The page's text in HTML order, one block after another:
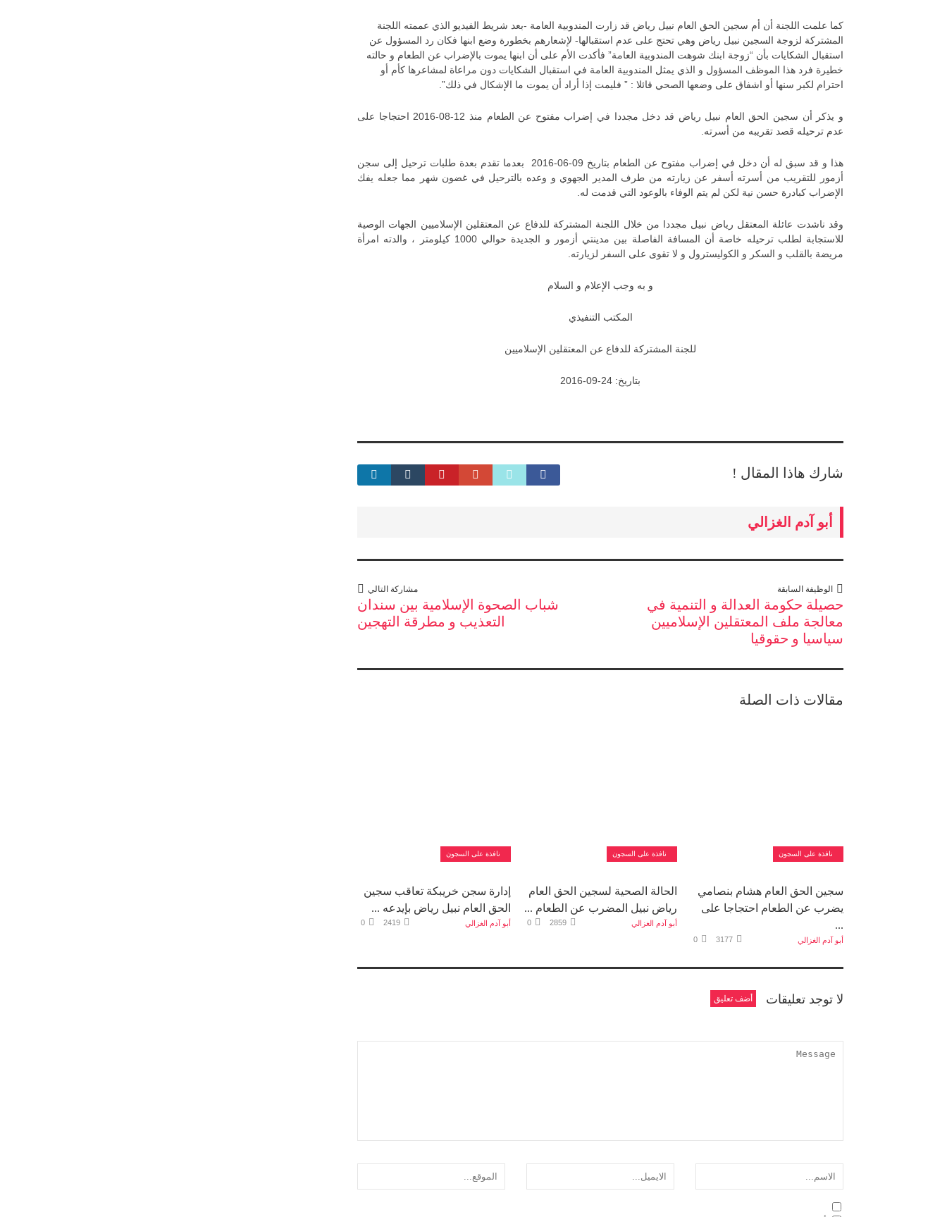
كما علمت اللجنة أن أم سجين الحق العام نبيل رياض قد زارت المندوبية العامة -بعد شريط الفيديو الذي عممته اللجنة
المشتركة لزوجة السجين نبيل رياض وهي تحتج على عدم استقبالها- لإشعارهم بخطورة وضع ابنها فكان رد المسؤول عن
استقبال الشكايات بأن “زوجة ابنك شوهت المندوبية العامة” فأكدت الأم على أن ابنها يموت بالإضراب عن الطعام و حالته
خطيرة فرد هذا الموظف المسؤول و الذي يمثل المندوبية العامة في استقبال الشكايات دون مراعاة لمشاعرها كأم أو
احترام لكبر سنها أو اشفاق على وضعها الصحي قائلا : ” فليمت إذا أراد أن يموت ما الإشكال في ذلك”.
و يذكر أن سجين الحق العام نبيل رياض قد دخل مجددا في إضراب مفتوح عن الطعام منذ 12-08-2016 احتجاجا على
عدم ترحيله قصد تقريبه من أسرته.
هذا و قد سبق له أن دخل في إضراب مفتوح عن الطعام بتاريخ 09-06-2016 بعدما تقدم بعدة طلبات ترحيل إلى سجن
أزمور للتقريب من أسرته أسفر عن زيارته من طرف المدير الجهوي و وعده بالترحيل في غضون شهر مما جعله يفك
الإضراب كبادرة حسن نية لكن لم يتم الوفاء بالوعود التي قدمت له.
وقد ناشدت عائلة المعتقل رياض نبيل مجددا من خلال اللجنة المشتركة للدفاع عن المعتقلين الإسلاميين الجهات الوصية
للاستجابة لطلب ترحيله خاصة أن المسافة الفاصلة بين مدينتي أزمور و الجديدة حوالي 1000 كيلومتر ، والدته امرأة
مريضة بالقلب و السكر و الكوليسترول و لا تقوى على السفر لزيارته.
و به وجب الإعلام و السلام
المكتب التنفيذي
للجنة المشتركة للدفاع عن المعتقلين الإسلاميين
بتاريخ: 24-09-2016
شارك هاذا المقال !
أبو آدم الغزالي
الوظيفة السابقة
حصيلة حكومة العدالة و التنمية في
معالجة ملف المعتقلين الإسلاميين
سياسيا و حقوقيا
مشاركة التالي
شباب الصحوة الإسلامية بين سندان
التعذيب و مطرقة التهجين
مقالات ذات الصلة
نافذة على السجون
سجين الحق العام هشام بنصامي
يضرب عن الطعام احتجاجا على
...
أبو آدم الغزالي 0
نافذة على السجون
الحالة الصحية لسجين الحق العام
رياض نبيل المضرب عن الطعام ...
أبو آدم الغزالي 0
نافذة على السجون
إدارة سجن خريبكة تعاقب سجين
الحق العام نبيل رياض بإيدعه ...
أبو آدم الغزالي 0
لا توجد تعليقات أضف تعليق